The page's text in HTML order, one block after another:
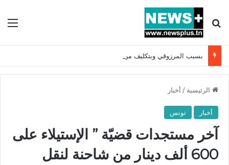
بحث عن
الرئيسية / أخبار
أخبار تونس
آخر مستجدات قضيّة ” الإستيلاء على
600 ألف دينار من شاحنة لنقل